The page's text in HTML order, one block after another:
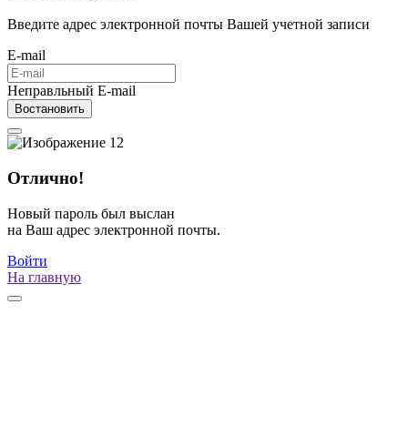
Введите адрес электронной почты Вашей учетной записи
E-mail
Неправльный E-mail
Востановить
Отлично!
Новый пароль был выслан
на Ваш адрес электронной почты.
Войти
На главную